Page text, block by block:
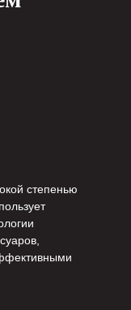
степенью